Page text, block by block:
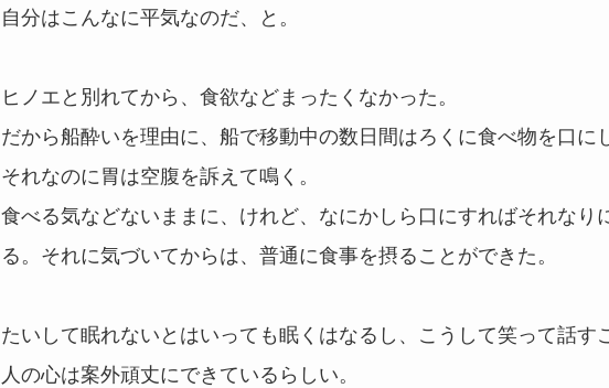
自分はこんなに平気なのだ、と。
ヒノエと別れてから、食欲などまったくなかった。
だから船酔いを理由に、船で移動中の数日間はろくに食べ物を口に
それなのに胃は空腹を訴えて鳴く。
食べる気などないままに、けれど、なにかしら口にすればそれなり
る。それに気づいてからは、普通に食事を摂ることができた。
たいして眠れないとはいっても眠くはなるし、こうして笑って話す
人の心は案外頑丈にできているらしい。